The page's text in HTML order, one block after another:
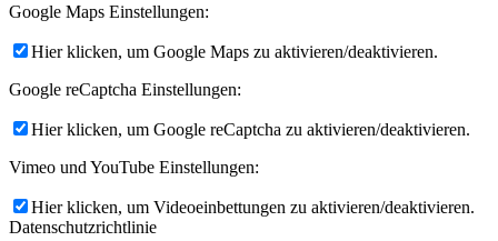
Google Maps Einstellungen:
Hier klicken, um Google Maps zu aktivieren/deaktivieren.
Google reCaptcha Einstellungen:
Hier klicken, um Google reCaptcha zu aktivieren/deaktivieren.
Vimeo und YouTube Einstellungen:
Hier klicken, um Videoeinbettungen zu aktivieren/deaktivieren.
Datenschutzrichtlinie